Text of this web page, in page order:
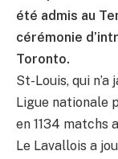
été admis au
cérémonie
Toronto.
St-Louis, qui
Ligue nationale
en 1134 matchs
Le Lavallois a